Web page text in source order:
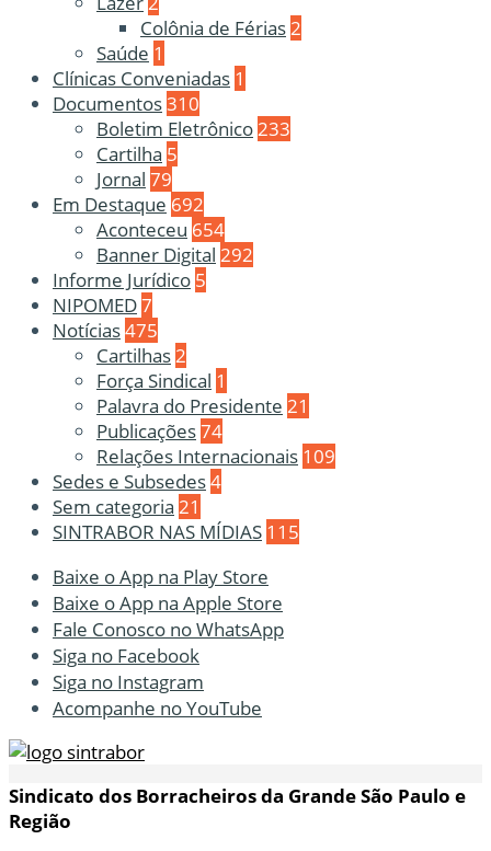
Colônia de Férias2
Saúde 1
Clínicas Conveniadas 1
Documentos310
Boletim Eletrônico233
Cartilha 5
Jornal 79
Em Destaque 692
Aconteceu 654
Banner Digital 292
Informe Jurídico 5
NIPOMED7
Notícias475
Cartilhas2
Força Sindical 1
Palavra do Presidente 21
Publicações74
Relações Internacionais 109
Sedes e Subsedes4
Sem categoria 21
SINTRABOR NAS MÍDIAS 115
Baixe o App na Play Store
Baixe o App na Apple Store
Fale Conosco no WhatsApp
Siga no Facebook
Siga no Instagram
Acompanhe no YouTube
Sindicato dos Borracheiros da Grande São Paulo e
Região